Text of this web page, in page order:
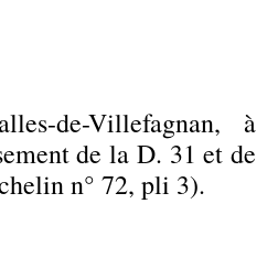
de-Villefagnan, à
de la D. 31 et de
n° 72, pli 3).